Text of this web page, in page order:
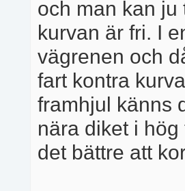
och man kan
kurvan är fri. I
vägrenen och
fart kontra
framhjul känns
nära diket i
det bättre att